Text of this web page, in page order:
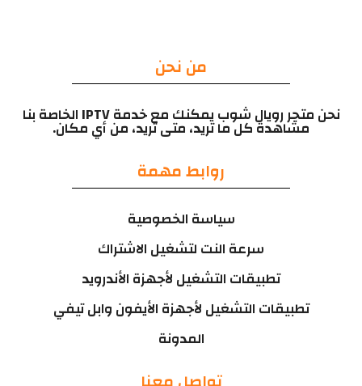
من نحن
نحن متجر رويال شوب يمكنك مع خدمة IPTV الخاصة بنا
مشاهدة كل ما تريد، متى تريد، من أي مكان.
روابط مهمة
سياسة الخصوصية
سرعة النت لتشغيل الاشتراك
تطبيقات التشغيل لأجهزة الأندرويد
تطبيقات التشغيل لأجهزة الأيفون وابل تيفي
المدونة